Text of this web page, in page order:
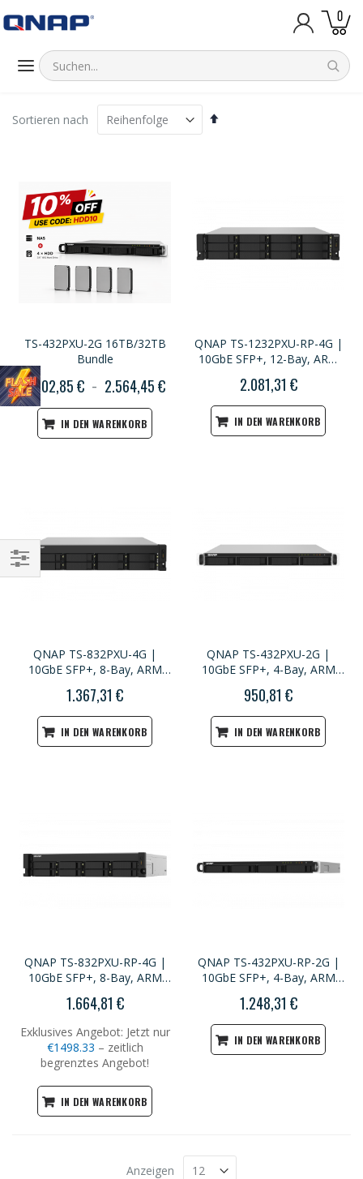
0
Sortieren nach
Absteigend
TS-432PXU-2G 16TB/32TB
Bundle
1.802,85 € 2.564,45 €
IN DEN WARENKORB
QNAP TS-1232PXU-RP-4G |
10GbE SFP+, 12-Bay, ARM
Redundant Power, 3U
Rackmount
2.081,31 €
IN DEN WARENKORB
QNAP TS-832PXU-4G |
10GbE SFP+, 8-Bay, ARM
Rackmount
1.367,31 €
IN DEN WARENKORB
QNAP TS-432PXU-2G |
10GbE SFP+, 4-Bay, ARM
Rackmount
950,81 €
IN DEN WARENKORB
QNAP TS-832PXU-RP-4G |
10GbE SFP+, 8-Bay, ARM
Redundant Power, 2U
Rackmount
1.664,81 €
Exklusives Angebot: Jetzt nur
€1498.33 – zeitlich
begrenztes Angebot!
IN DEN WARENKORB
QNAP TS-432PXU-RP-2G |
10GbE SFP+, 4-Bay, ARM
Redundant Power, 1U
Rackmount
1.248,31 €
IN DEN WARENKORB
Anzeigen
Einkaufsoptionen